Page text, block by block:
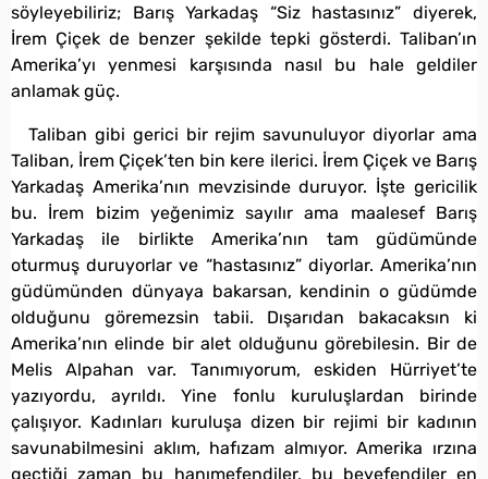
söyleyebiliriz; Barış Yarkadaş “Siz hastasınız” diyerek,
İrem Çiçek de benzer şekilde tepki gösterdi. Taliban’ın
Amerika’yı yenmesi karşısında nasıl bu hale geldiler
anlamak güç.
Taliban gibi gerici bir rejim savunuluyor diyorlar ama
Taliban, İrem Çiçek’ten bin kere ilerici. İrem Çiçek ve Barış
Yarkadaş Amerika’nın mevzisinde duruyor. İşte gericilik
bu. İrem bizim yeğenimiz sayılır ama maalesef Barış
Yarkadaş ile birlikte Amerika’nın tam güdümünde
oturmuş duruyorlar ve “hastasınız” diyorlar. Amerika’nın
güdümünden dünyaya bakarsan, kendinin o güdümde
olduğunu göremezsin tabii. Dışarıdan bakacaksın ki
Amerika’nın elinde bir alet olduğunu görebilesin. Bir de
Melis Alpahan var. Tanımıyorum, eskiden Hürriyet’te
yazıyordu, ayrıldı. Yine fonlu kuruluşlardan birinde
çalışıyor. Kadınları kuruluşa dizen bir rejimi bir kadının
savunabilmesini aklım, hafızam almıyor. Amerika ırzına
geçtiği zaman bu hanımefendiler, bu beyefendiler en